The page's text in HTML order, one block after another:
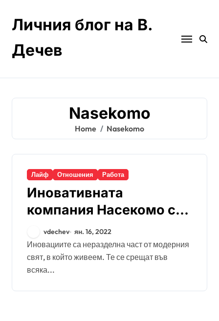
contentЛичния блог на В.
Дечев
Nasekomo
Home Nasekomo
Лайф Отношения Работа
Иновативната
компания Насекомо с
грижа за околната
среда
vdechev ян. 16, 2022
Иновациите са неразделна част от модерния
свят, в който живеем. Те се срещат във
всяка...